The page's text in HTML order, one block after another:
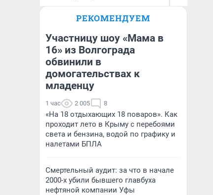
РЕКОМЕНДУЕМ
Участницу шоу «Мама в
16» из Волгограда
обвинили в
домогательствах к
младенцу
1 час 2 005 8
«На 18 отдыхающих 18 поваров». Как
проходит лето в Крыму с перебоями
света и бензина, водой по графику и
налетами БПЛА
Смертельный аудит: за что в начале
2000-х убили бывшего главбуха
нефтяной компании Уфы